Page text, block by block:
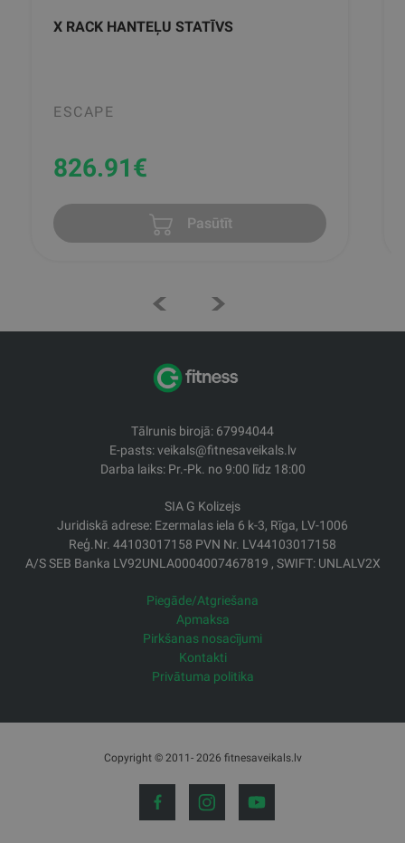
X RACK HANTEĻU STATĪVS
ESCAPE
826.91€
Pasūtīt
Tālrunis birojā: 67994044
E-pasts: veikals@fitnesaveikals.lv
Darba laiks: Pr.-Pk. no 9:00 līdz 18:00
SIA G Kolizejs
Juridiskā adrese: Ezermalas iela 6 k-3, Rīga, LV-1006
Reģ.Nr. 44103017158 PVN Nr. LV44103017158
A/S SEB Banka LV92UNLA0004007467819 , SWIFT: UNLALV2X
Piegāde/Atgriešana
Apmaksa
Pirkšanas nosacījumi
Kontakti
Privātuma politika
Copyright © 2011- 2026 fitnesaveikals.lv